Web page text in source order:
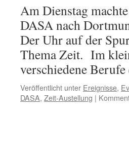
Am Dienstag
DASA nach
Der Uhr auf der
Thema Zeit. Im
verschiedene
Veröffentlicht unter Ereignisse,
DASA, Zeit-Austellung |